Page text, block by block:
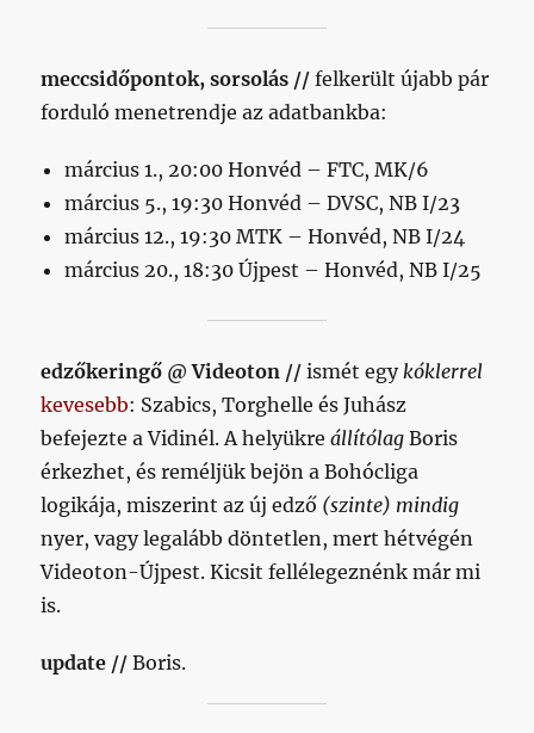
meccsidőpontok, sorsolás // felkerült újabb pár
forduló menetrendje az adatbankba:
március 1., 20:00 Honvéd – FTC, MK/6
március 5., 19:30 Honvéd – DVSC, NB I/23
március 12., 19:30 MTK – Honvéd, NB I/24
március 20., 18:30 Újpest – Honvéd, NB I/25
edzőkeringő @ Videoton // ismét egykóklerrel
kevesebb: Szabics, Torghelle és Juhász
befejezte a Vidinél. A helyükreállítólag Boris
érkezhet, és reméljük bejön a Bohócliga
logikája, miszerint az új edző (szinte) mindig
nyer, vagy legalább döntetlen, mert hétvégén
Videoton-Újpest. Kicsit fellélegeznénk már mi
is.
update //Boris.